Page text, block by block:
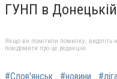
ГУНП в Донецькій
Якщо ви помітили помилку, виділіть
повідомити про це редакцію
#Слов'янськ #новини